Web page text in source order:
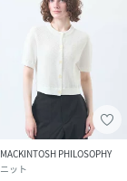
MACKINTOSH PHILOSOPHY
ニット